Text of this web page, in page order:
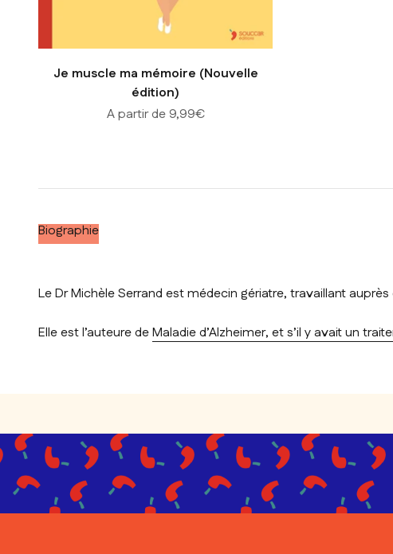
Je muscle ma mémoire (Nouvelle
édition)
Prix de vente
A partir de 9,99€
Biographie
Le Dr Michèle Serrand est médecin gériatre, travaillant
Elle est l’auteure deMaladie d’Alzheimer, et s’il y avait un